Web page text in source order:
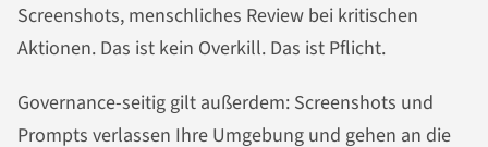
Screenshots, menschliches Review bei kritischen
Aktionen. Das ist kein Overkill. Das ist Pflicht.
Governance-seitig gilt außerdem: Screenshots und
Prompts verlassen Ihre Umgebung und gehen an die